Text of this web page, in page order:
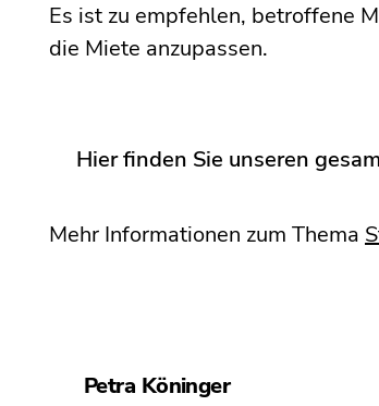
Es ist zu empfehlen, betroffene
die Miete anzupassen.
Hier finden Sie unseren
Mehr Informationen zum Thema
Petra Köninger